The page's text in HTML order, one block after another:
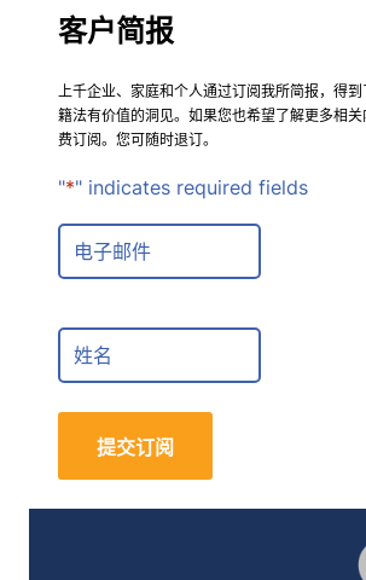
客户简报
上千企业、家庭和个人通过订阅我所简报，得
籍法有价值的洞见。如果您也希望了解更多相
费订阅。您可随时退订。
"*" indicates required fields
m
i
u
l
N
a